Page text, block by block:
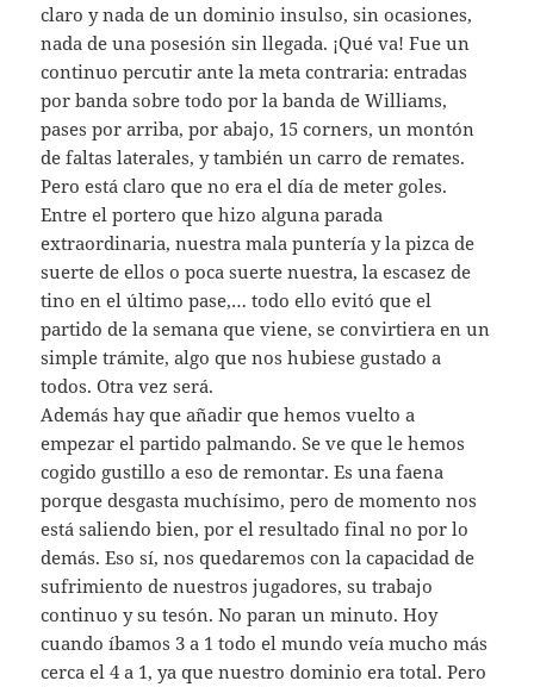
claro y nada de un dominio insulso, sin ocasiones,
nada de una posesión sin llegada. ¡Qué va! Fue un
continuo percutir ante la meta contraria: entradas
por banda sobre todo por la banda de Williams,
pases por arriba, por abajo, 15 corners, un montón
de faltas laterales, y también un carro de remates.
Pero está claro que no era el día de meter goles.
Entre el portero que hizo alguna parada
extraordinaria, nuestra mala puntería y la pizca de
suerte de ellos o poca suerte nuestra, la escasez de
tino en el último pase,… todo ello evitó que el
partido de la semana que viene, se convirtiera en un
simple trámite, algo que nos hubiese gustado a
todos. Otra vez será.
Además hay que añadir que hemos vuelto a
empezar el partido palmando. Se ve que le hemos
cogido gustillo a eso de remontar. Es una faena
porque desgasta muchísimo, pero de momento nos
está saliendo bien, por el resultado final no por lo
demás. Eso sí, nos quedaremos con la capacidad de
sufrimiento de nuestros jugadores, su trabajo
continuo y su tesón. No paran un minuto. Hoy
cuando íbamos 3 a 1 todo el mundo veía mucho más
cerca el 4 a 1, ya que nuestro dominio era total. Pero